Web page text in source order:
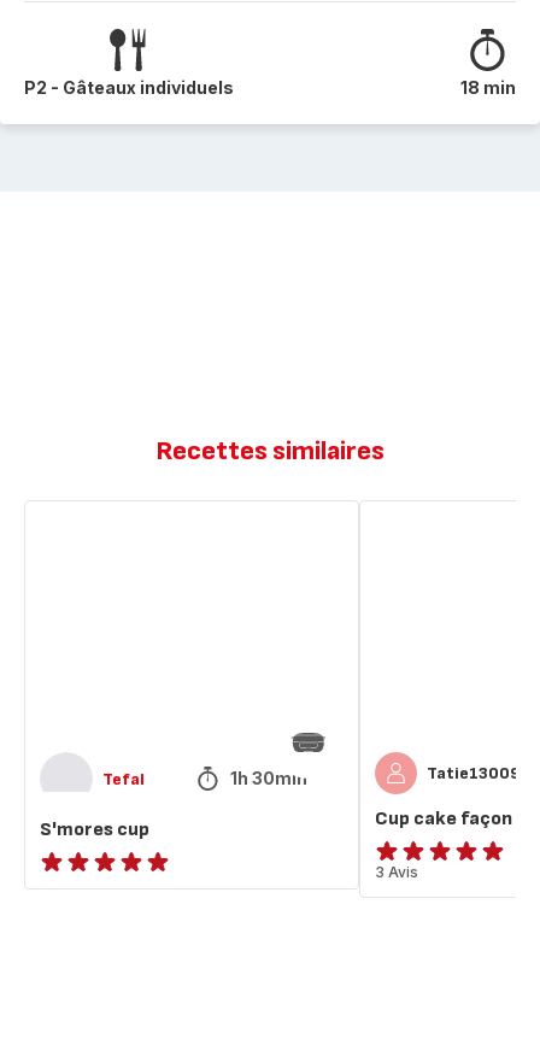
P2 - Gâteaux individuels 18 min
Recettes similaires
Tefal 1h 30min
S'mores cup
ratings.NaN
Tatie13009
Cup cake façon
Avis
5
3 Avis